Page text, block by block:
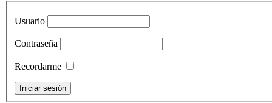
Usuario
Contraseña
Recordarme